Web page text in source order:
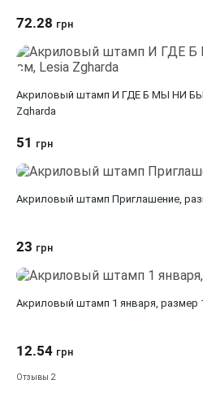
72.28 грн
Акриловый штамп И ГДЕ Б МЫ НИ БЫЛИ..., 3,5*5,8 см, Lesia
Zgharda
51 грн
Акриловый штамп
23 грн
Акриловый штамп 1 января, размер
12.54 грн
Отзывы 2